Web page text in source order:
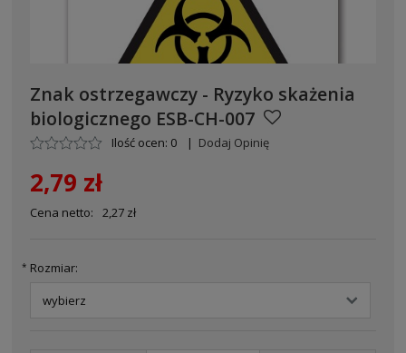
Znak ostrzegawczy - Ryzyko skażenia
biologicznego ESB-CH-007
Ilość ocen: 0 | Dodaj Opinię
2,79 zł
Cena netto: 2,27 zł
* Rozmiar: